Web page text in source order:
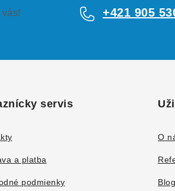
+421 905
servis
a platba
podmienky
O
Blog